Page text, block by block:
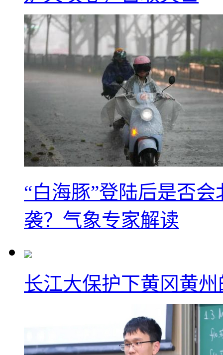
“白海豚”登陆后是否
袭？气象专家解读
长江大保护下黄冈黄